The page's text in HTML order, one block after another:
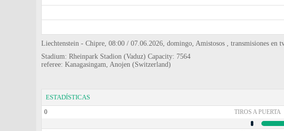
Liechtenstein - Chipre, 08:00 / 07.06.2026, domingo, Amistosos , transmisiones en
Stadium: Rheinpark Stadion (Vaduz) Capacity: 7564
referee: Kanagasingam, Anojen (Switzerland)
ESTADÍSTICAS
0 TIROS A PUERTA